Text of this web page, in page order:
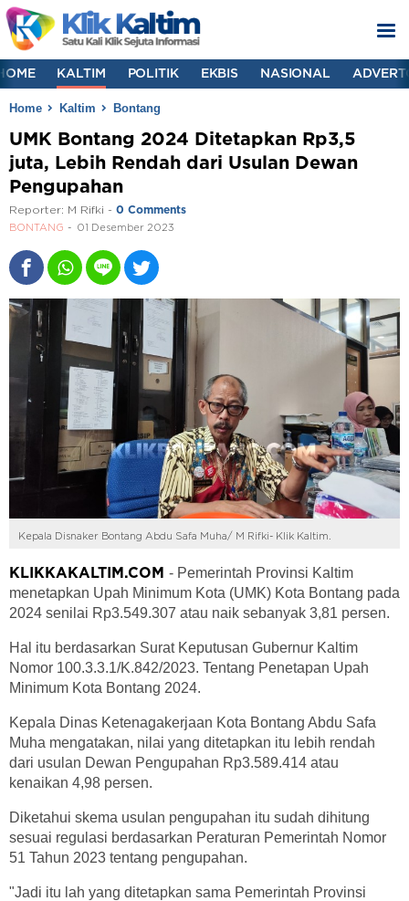
KALTIM POLITIK EKBIS NASIONAL
Home Kaltim Bontang
UMK Bontang 2024 Ditetapkan Rp3,5
juta, Lebih Rendah dari Usulan Dewan
Pengupahan
Reporter: M Rifki - 0 Comments
BONTANG 01 Desember 2023
Kepala Disnaker Bontang Abdu Safa Muha/ M Rifki- Klik Kaltim.
KLIKKAKALTIM.COM - Pemerintah Provinsi Kaltim
menetapkan Upah Minimum Kota (UMK) Kota Bontang pada
2024 senilai Rp3.549.307 atau naik sebanyak 3,81 persen.
Hal itu berdasarkan Surat Keputusan Gubernur Kaltim
Nomor 100.3.3.1/K.842/2023. Tentang Penetapan Upah
Minimum Kota Bontang 2024.
Kepala Dinas Ketenagakerjaan Kota Bontang Abdu Safa
Muha mengatakan, nilai yang ditetapkan itu lebih rendah
dari usulan Dewan Pengupahan Rp3.589.414 atau
kenaikan 4,98 persen.
Diketahui skema usulan pengupahan itu sudah dihitung
sesuai regulasi berdasarkan Peraturan Pemerintah Nomor
51 Tahun 2023 tentang pengupahan.
"Jadi itu lah yang ditetapkan sama Pemerintah Provinsi